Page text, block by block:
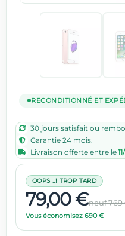
RECONDITIONNÉ ET
30 jours satisfait ou
Garantie 24 mois.
Livraison offerte entre le
79,00 €neuf 769
Vous économisez 690 €
OOPS ..! TROP TARD